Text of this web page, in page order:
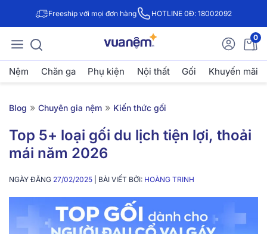
Freeship với mọi đơn hàng HOTLINE 0Đ: 18002092
0
Nệm Chăn ga Phụ kiện Nội thất Gối Khuyến mãi
Blog » Chuyên gia nệm » Kiến thức gối
Top 5+ loại gối du lịch tiện lợi, thoải
mái năm 2026
NGÀY ĐĂNG 27/02/2025 | BÀI VIẾT BỞI: HOÀNG TRINH